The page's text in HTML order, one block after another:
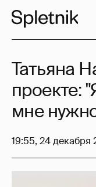
Татьяна
проекте:
мне
19:55, 24 декабря